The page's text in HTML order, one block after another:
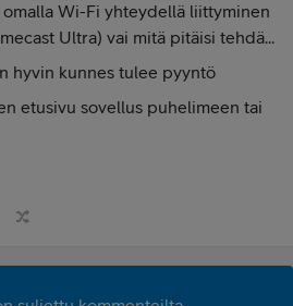
Wi-Fi yhteydellä liittyminen
Ultra) vai mitä pitäisi tehdä...
hyvin kunnes tulee pyyntö
etusivu sovellus puhelimeen tai